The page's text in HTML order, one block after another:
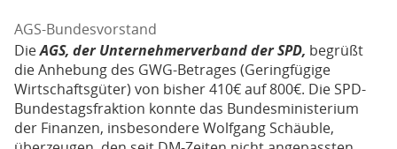
AGS-Bundesvorstand
DieAGS, der Unternehmerverband der SPD, begrüßt
die Anhebung des GWG-Betrages (Geringfügige
Wirtschaftsgüter) von bisher 410€ auf 800€. Die SPD-
Bundestagsfraktion konnte das Bundesministerium
der Finanzen, insbesondere Wolfgang Schäuble,